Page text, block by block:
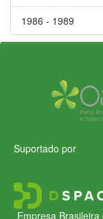
1986 - 1989
Suportado por
Empresa